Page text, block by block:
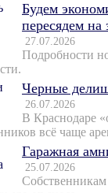
Будем
пересядем на
27.07.2026
Подробности
Черные
26.07.2026
В Краснодаре
всё чаще
Гаражная
25.07.2026
Собственникам